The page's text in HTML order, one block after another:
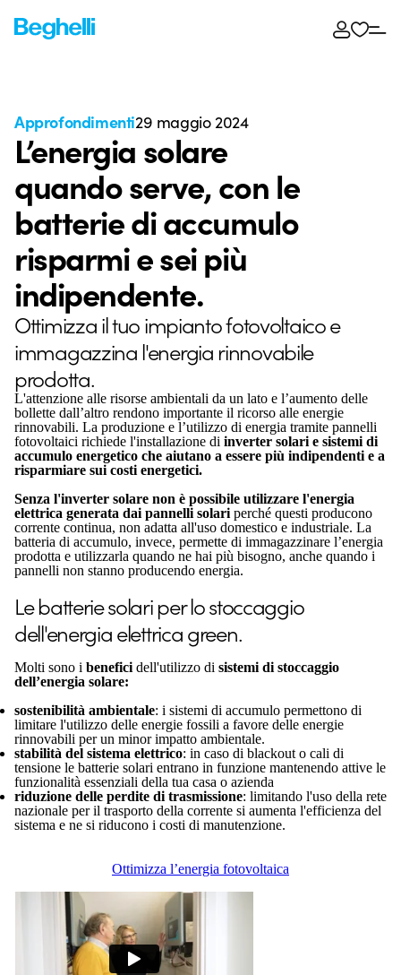
Approfondimenti29 maggio 2024
L’energia solare
quando serve, con le
batterie di accumulo
risparmi e sei più
indipendente.
Ottimizza il tuo impianto fotovoltaico e
immagazzina l'energia rinnovabile
prodotta.
L'attenzione alle risorse ambientali da un lato e l’aumento delle
bollette dall’altro rendono importante il ricorso alle energie
rinnovabili. La produzione e l’utilizzo di energia tramite pannelli
fotovoltaici richiede l'installazione di inverter solari e sistemi di
accumulo energetico che aiutano a essere più indipendenti e a
risparmiare sui costi energetici.
Senza l'inverter solare non è possibile utilizzare l'energia
elettrica generata dai pannelli solari perché questi producono
corrente continua, non adatta all'uso domestico e industriale. La
batteria di accumulo, invece, permette di immagazzinare l’energia
prodotta e utilizzarla quando ne hai più bisogno, anche quando i
pannelli non stanno producendo energia.
Le batterie solari per lo stoccaggio
dell'energia elettrica green.
Molti sono i benefici dell'utilizzo di sistemi di stoccaggio
dell’energia solare:
sostenibilità ambientale: i sistemi di accumulo permettono di
limitare l'utilizzo delle energie fossili a favore delle energie
rinnovabili per un minor impatto ambientale.
stabilità del sistema elettrico: in caso di blackout o cali di
tensione le batterie solari entrano in funzione mantenendo attive le
funzionalità essenziali della tua casa o azienda
riduzione delle perdite di trasmissione: limitando l'uso della rete
nazionale per il trasporto della corrente si aumenta l'efficienza del
sistema e ne si riducono i costi di manutenzione.
Ottimizza l’energia fotovoltaica